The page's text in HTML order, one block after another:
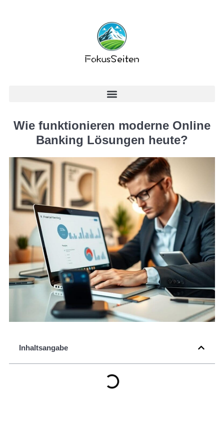
Wie funktionieren moderne Online
Banking Lösungen heute?
Inhaltsangabe